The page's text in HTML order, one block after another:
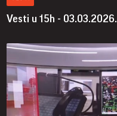
Vesti u 15h - 03.03.2026.